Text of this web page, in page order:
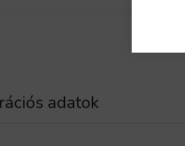
adatok